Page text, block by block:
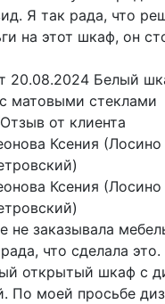
Я так рада, что
на этот шкаф, он
20.08.2024 Белый
матовыми стеклами
Ксения
не заказывала
что сделала
открытый шкаф с
По моей просьбе